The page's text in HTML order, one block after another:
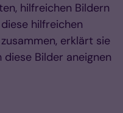
hilfreichen Bildern
hilfreichen
erklärt sie
Bilder aneignen